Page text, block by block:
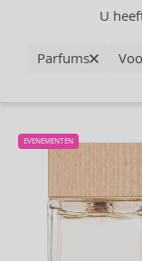
U
Parfums
EVENEMENTEN